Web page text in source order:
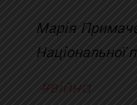
Марія
Національної
війна